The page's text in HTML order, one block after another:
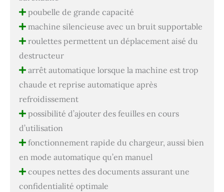
poubelle de grande capacité
machine silencieuse avec un bruit supportable
roulettes permettent un déplacement aisé du
destructeur
arrêt automatique lorsque la machine est trop
chaude et reprise automatique après
refroidissement
possibilité d’ajouter des feuilles en cours
d’utilisation
fonctionnement rapide du chargeur, aussi bien
en mode automatique qu’en manuel
coupes nettes des documents assurant une
confidentialité optimale